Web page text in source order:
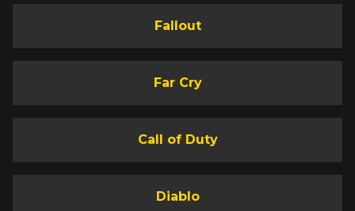
Fallout
Far Cry
Call of Duty
Diablo